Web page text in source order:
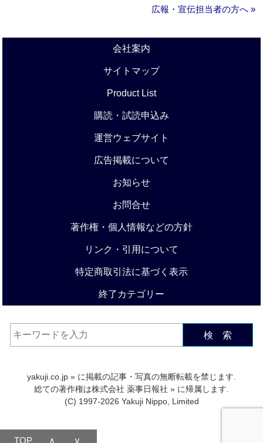
広報・宣伝担当者の方へ »
会社案内
サイトマップ
Product List
購読・試読申込み
運営ウェブサイト
広告掲載について
お知らせ
お問合せ
著作権・個人情報などの方針
リンク・引用について
特定商取引法に基づく表示
終了カテゴリー
検 索
yakuji.co.jp » に掲載の記事・写真の無断転載を禁じます.
総ての著作権は株式会社 薬事日報社 » に帰属します.
(C) 1997-2026 Yakuji Nippo, Limited
TOP ∧ ∨